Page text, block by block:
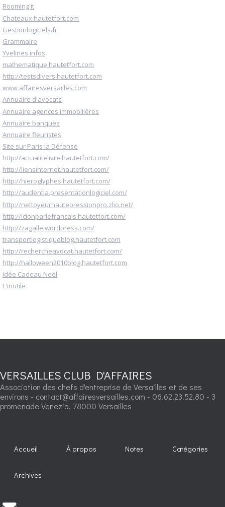
Rooming'it
Chateaux.hautetfort.com
Gestionlogiciels.fr
Grammaire
Yvelines infos
mathematique.hautetfort.com
http://testsdivers.hautetfort.com
www.affairesversailles.com
Annuaire d'avocats
Annuaire agences immobilières
Annuaire banques
Annuaire fleuristes
Site sur Paris la Défense
http://actualitelivre.hautetfort.com/
http://liensinternet.hautetfort.com/
http://hieroglyphes.hautetfort.com/
http://audentia.presentationlogiciel.com/
http://nettoyeurhautepressionpro.zlio.net/
http://icionparlefrancais.hautetfort.com/
http://zagalle.wordpress.com/
transportlogistiqueblog.hautetfort.com
http://rechercheavocat.hautetfort.com/
http://halloween2010blog.hautetfort.com
Idée Cadeau Noël
L'inutile
VERSAILLES CLUB D'AFFAIRES
Association des chefs d'entreprise de Versailles et de ses
environs - contact@affairesversailles.com - 06.62.23.52.80 - 3
promenade Venezia, 78000 Versailles
Accueil À propos Notes Catégories
Archives